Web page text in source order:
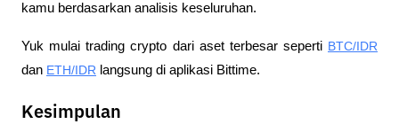
kamu berdasarkan analisis keseluruhan.
Yuk mulai trading crypto dari aset terbesar seperti BTC/IDR
dan ETH/IDR langsung di aplikasi Bittime.
Kesimpulan